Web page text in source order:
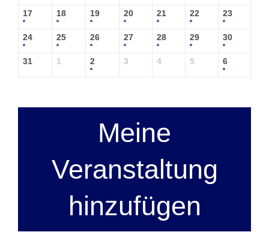
17 18 19 20 21 22 23
24 25 26 27 28 29 30
31 1 2 3 4 5 6
Meine
Veranstaltung
hinzufügen